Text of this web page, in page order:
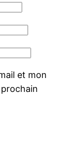
et mon